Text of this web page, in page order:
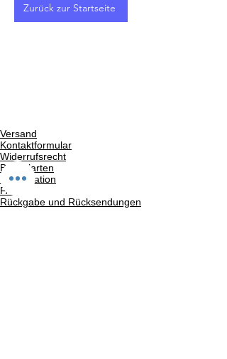
Zurück zur Startseite
Versand
Kontaktformular
Widerrufsrecht
Bezahlarten
Reklamation
FAQ
Rückgabe und Rücksendungen